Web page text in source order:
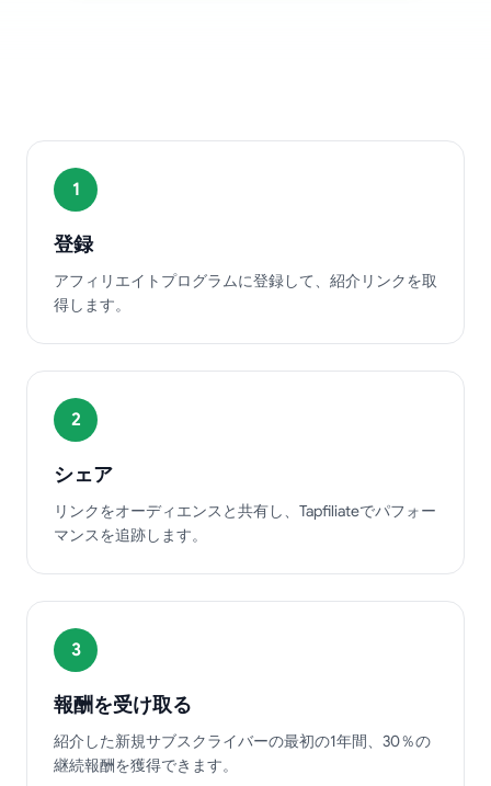
仕組み
1
登録
アフィリエイトプログラムに登録して、紹介リンクを取
得します。
2
シェア
リンクをオーディエンスと共有し、Tapfiliateでパフォー
マンスを追跡します。
3
報酬を受け取る
紹介した新規サブスクライバーの最初の1年間、30％の
継続報酬を獲得できます。